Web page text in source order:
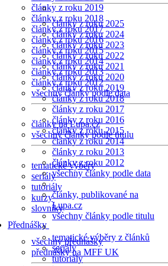
články z roku 2019
články z roku 2018
články z roku 2017
články z roku 2016
články z roku 2015
články z roku 2014
články z roku 2013
články z roku 2012
všechny články podle data
články na Lupa.cz
všechny články podle titulu
tematické výběry
seriály
tutoriály
kurzy
slovníky
Přednášky
všechny přednášky
přednášky na MFF UK
články z roku 2025
články z roku 2024
články z roku 2023
články z roku 2022
články z roku 2021
články z roku 2020
články z roku 2019
články z roku 2018
články z roku 2017
články z roku 2016
články z roku 2015
články z roku 2014
články z roku 2013
články z roku 2012
všechny články podle data
články, publikované na
Lupa.cz
všechny články podle titulu
tematické výběry z článků
seriály
tutoriály